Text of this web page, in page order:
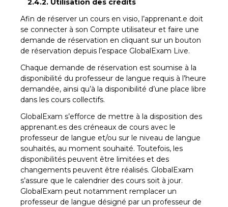
2.4.2. Utilisation des crédits
Afin de réserver un cours en visio, l’apprenant.e doit
se connecter à son Compte utilisateur et faire une
demande de réservation en cliquant sur un bouton
de réservation depuis l’espace GlobalExam Live.
Chaque demande de réservation est soumise à la
disponibilité du professeur de langue requis à l’heure
demandée, ainsi qu’à la disponibilité d’une place libre
dans les cours collectifs.
GlobalExam s’efforce de mettre à la disposition des
apprenant.es des créneaux de cours avec le
professeur de langue et/ou sur le niveau de langue
souhaités, au moment souhaité. Toutefois, les
disponibilités peuvent être limitées et des
changements peuvent être réalisés. GlobalExam
s’assure que le calendrier des cours soit à jour.
GlobalExam peut notamment remplacer un
professeur de langue désigné par un professeur de